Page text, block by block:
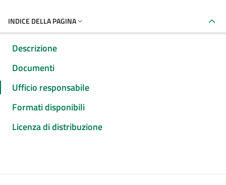
INDICE DELLA PAGINA
Descrizione
Documenti
Ufficio responsabile
Formati disponibili
Licenza di distribuzione